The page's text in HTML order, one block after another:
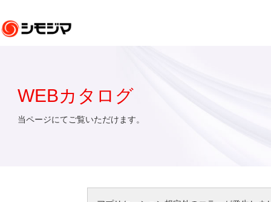
WEBカタログ
当ページにてご覧いただけます。